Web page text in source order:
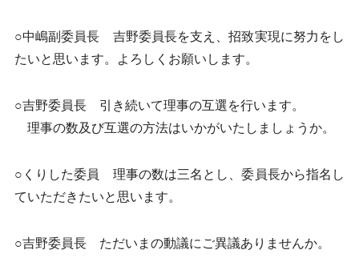
○中嶋副委員長 吉野委員長を支え、招致実現に努力をし
たいと思います。よろしくお願いします。
○吉野委員長 引き続いて理事の互選を行います。
理事の数及び互選の方法はいかがいたしましょうか。
○くりした委員 理事の数は三名とし、委員長から指名し
ていただきたいと思います。
○吉野委員長 ただいまの動議にご異議ありませんか。